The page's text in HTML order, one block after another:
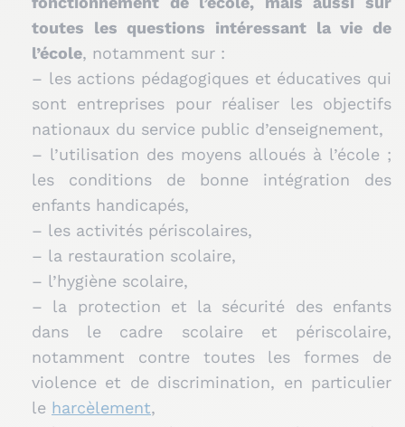
toutes les questions intéressant la vie de
l’école, notamment sur :
– les actions pédagogiques et éducatives qui
sont entreprises pour réaliser les objectifs
nationaux du service public d’enseignement,
– l’utilisation des moyens alloués à l’école ;
les conditions de bonne intégration des
enfants handicapés,
– les activités périscolaires,
– la restauration scolaire,
– l’hygiène scolaire,
– la protection et la sécurité des enfants
dans le cadre scolaire et périscolaire,
notamment contre toutes les formes de
violence et de discrimination, en particulier
le harcèlement,